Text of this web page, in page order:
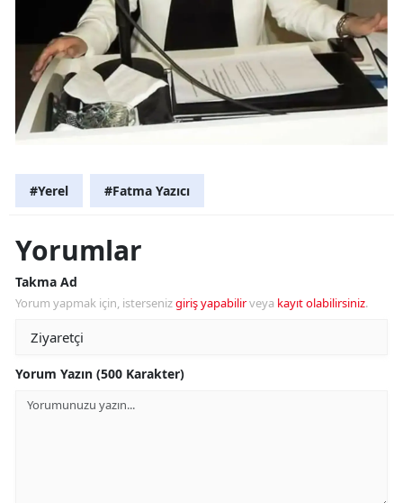
#Yerel #Fatma Yazıcı
Yorumlar
Takma Ad
Yorum yapmak için, istersenizgiriş yapabilirveya kayıt olabilirsiniz.
Yorum Yazın (500 Karakter)